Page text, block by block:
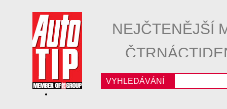
NEJČTENĚJŠÍ
VYHLEDÁVÁNÍ